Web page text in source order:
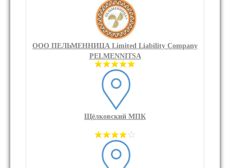
ООО ПЕЛЬМЕННИЦА Limited Liability Company
PELMENNITSA
Щёлковский МПК